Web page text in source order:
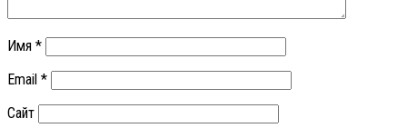
Имя *
Email *
Сайт